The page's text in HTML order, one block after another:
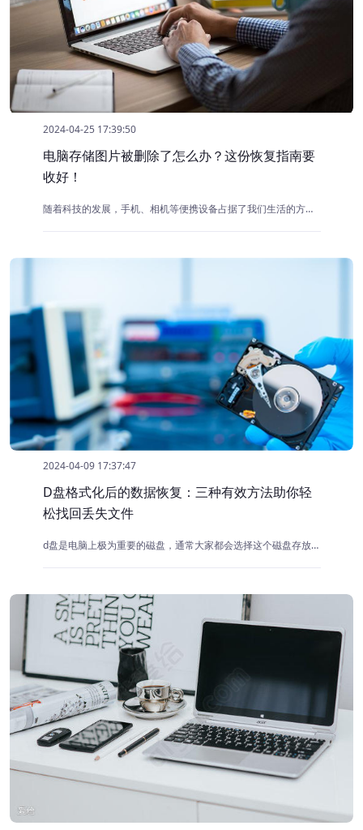
2024-04-25 17:39:50
电脑存储图片被删除了怎么办？这份恢复指南要
收好！
随着科技的发展，手机、相机等便携设备占据了我们生活的方方面面，人们也越来越多地用照片记录生活、记录重要信息，并且重要的照片都会导入电脑保存。但是照片数量太多，不小心删除或意外丢失是常见的问题，为此牛学长给大家带来几个常见的找回照片的方法，一起来看看吧！
2024-04-09 17:37:47
D盘格式化后的数据恢复：三种有效方法助你轻
松找回丢失文件
d盘是电脑上极为重要的磁盘，通常大家都会选择这个磁盘存放自己的文件，但是在空间不足的情况下，不少用户会因为懒得整理d盘上的文件，而直接对其进行格式化操作，但也因此导致了重要数据的丢失，那么d盘格式化了数据怎么恢复呢？下面将为大家介绍几种常用的解决方法。